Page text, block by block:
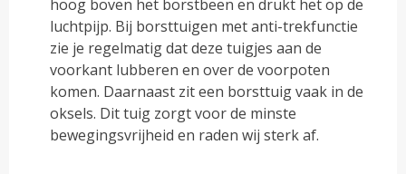
hoog boven het borstbeen en drukt het op de
luchtpijp. Bij borsttuigen met anti-trekfunctie
zie je regelmatig dat deze tuigjes aan de
voorkant lubberen en over de voorpoten
komen. Daarnaast zit een borsttuig vaak in de
oksels. Dit tuig zorgt voor de minste
bewegingsvrijheid en raden wij sterk af.